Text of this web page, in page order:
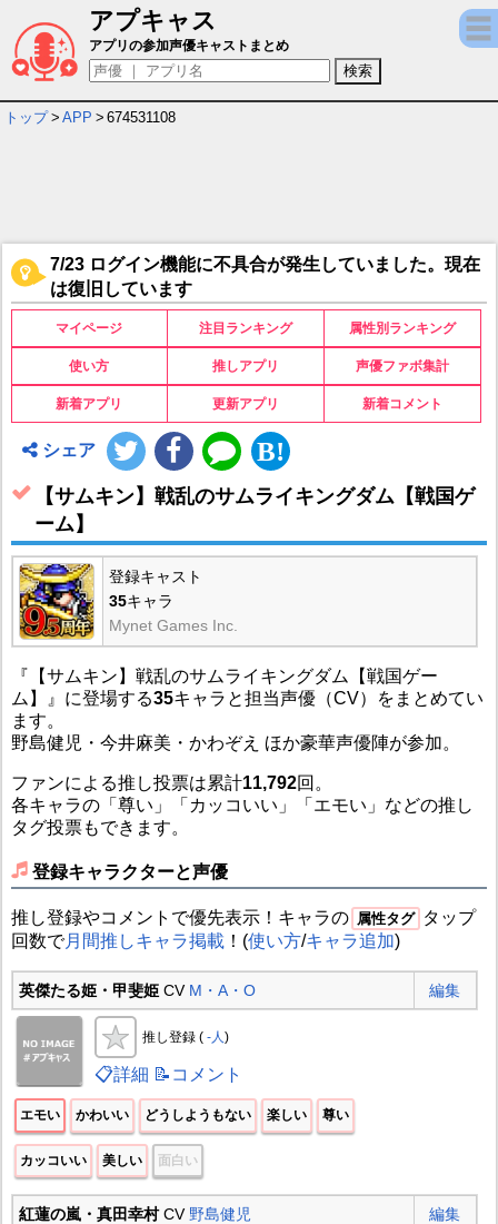
アプキャス
【サムキン】戦乱のサムライキングダム【
アプリの参加声優キャストまとめ
トップ > APP > 674531108
7/23 ログイン機能に不具合が発生していました。現在
は復旧しています
マイページ 注目ランキング 属性別ランキング
使い方 推しアプリ 声優ファボ集計
新着アプリ 更新アプリ 新着コメント
シェア
【サムキン】戦乱のサムライキングダム【戦国ゲ
ーム】
登録キャスト
35キャラ
Mynet Games Inc.
『【サムキン】戦乱のサムライキングダム【戦国ゲー
ム】』に登場する35キャラと担当声優（CV）をまとめてい
ます。
野島健児・今井麻美・かわぞえ ほか豪華声優陣が参加。
ファンによる推し投票は累計11,792回。
各キャラの「尊い」「カッコいい」「エモい」などの推し
タグ投票もできます。
登録キャラクターと声優
推し登録やコメントで優先表示！キャラの 属性タグ
タップ
回数で月間推しキャラ掲載！(使い方/キャラ追加)
英傑たる姫・甲斐姫CV M・A・O 編集
推し登録 ( -人)
📋詳細 📝コメント
エモい かわいい どうしようもない 楽しい 尊い
カッコいい 美しい 面白い
紅蓮の嵐・真田幸村CV 野島健児 編集